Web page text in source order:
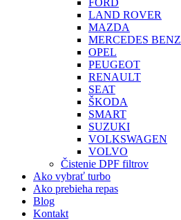
FORD
LAND ROVER
MAZDA
MERCEDES BENZ
OPEL
PEUGEOT
RENAULT
SEAT
ŠKODA
SMART
SUZUKI
VOLKSWAGEN
VOLVO
Čistenie DPF filtrov
Ako vybrať turbo
Ako prebieha repas
Blog
Kontakt